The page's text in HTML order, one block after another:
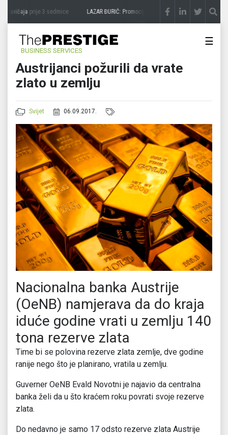
zavičajaprije 3 sedmice LAZAR ĐURIĆ: Promocija potencijal pretvara u destinaciju
BUSINESS SERVICES
☰
Austrijanci požurili da vrate
zlato u zemlju
Svijet 06.09.2017.
Nacionalna banka Austrije
(OeNB) namjerava da do kraja
iduće godine vrati u zemlju 140
tona rezerve zlata
Time bi se polovina rezerve zlata zemlje, dve godine
ranije nego što je planirano, vratila u zemlju.
Guverner OeNB Evald Novotni je najavio da centralna
banka želi da u što kraćem roku povrati svoje rezerve
zlata.
Do nedavno je samo 17 odsto rezerve zlata Austrije